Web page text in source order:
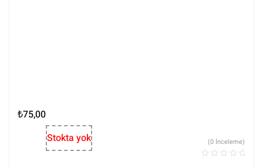
₺75,00
Stokta yok
(0 İnceleme)